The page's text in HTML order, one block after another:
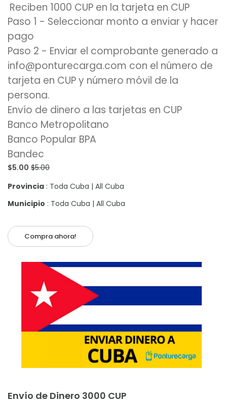
Reciben 1000 CUP en la tarjeta en CUP
Paso 1 - Seleccionar monto a enviar y hacer
pago
Paso 2 - Enviar el comprobante generado a
info@ponturecarga.com con el número de
tarjeta en CUP y número móvil de la
persona.
Envío de dinero a las tarjetas en CUP
Banco Metropolitano
Banco Popular BPA
Bandec
$5.00 $5.00
Provincia : Toda Cuba | All Cuba
Municipio : Toda Cuba | All Cuba
Compra ahora!
Envío de Dinero 3000 CUP